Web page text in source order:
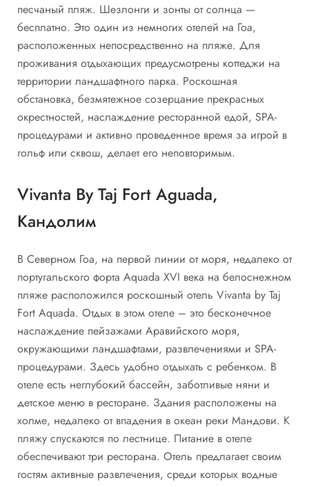
песчаный пляж. Шезлонги и зонты от солнца —
бесплатно. Это один из немногих отелей на Гоа,
расположенных непосредственно на пляже. Для
проживания отдыхающих предусмотрены коттеджи на
территории ландшафтного парка. Роскошная
обстановка, безмятежное созерцание прекрасных
окрестностей, наслаждение ресторанной едой, SPA-
процедурами и активно проведенное время за игрой в
гольф или сквош, делает его неповторимым.
Vivanta By Taj Fort Aguada,
Кандолим
В Северном Гоа, на первой линии от моря, недалеко от
португальского форта Aquada XVI века на белоснежном
пляже расположился роскошный отель Vivanta by Taj
Fort Aquada. Отдых в этом отеле – это бесконечное
наслаждение пейзажами Аравийского моря,
окружающими ландшафтами, развлечениями и SPA-
процедурами. Здесь удобно отдыхать с ребенком. В
отеле есть неглубокий бассейн, заботливые няни и
детское меню в ресторане. Здания расположены на
холме, недалеко от впадения в океан реки Мандови. К
пляжу спускаются по лестнице. Питание в отеле
обеспечивают три ресторана. Отель предлагает своим
гостям активные развлечения, среди которых водные